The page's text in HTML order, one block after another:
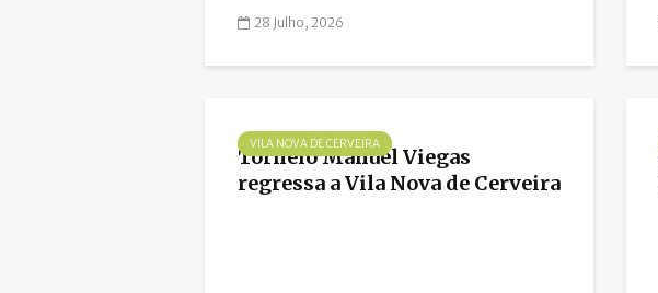
28 Julho, 2026
VILA NOVA DE CERVEIRA
Torneio Manuel Viegas
regressa a Vila Nova de Cerveira